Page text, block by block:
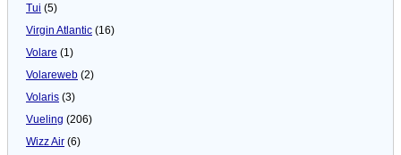
Tui (5)
Virgin Atlantic (16)
Volare (1)
Volareweb (2)
Volaris (3)
Vueling (206)
Wizz Air (6)